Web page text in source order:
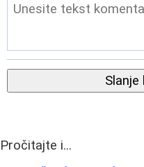
Pročitajte i...